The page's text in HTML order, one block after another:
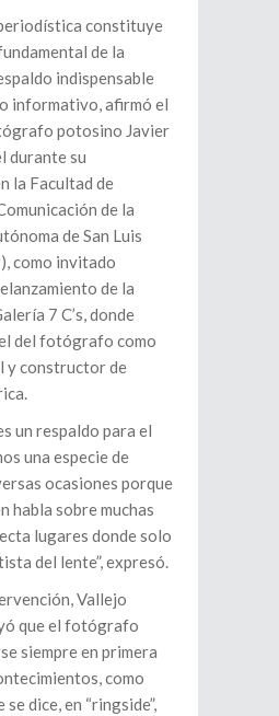
constituye
de la
indispensable
informativo, afirmó el
potosino Javier
durante su
la Facultad de
de la
de San Luis
como invitado
de la
7 C’s, donde
del fotógrafo como
y constructor de
un respaldo para el
una especie de
ocasiones porque
habla sobre muchas
lugares donde solo
del lente”, expresó.
Vallejo
que el fotógrafo
siempre en primera
como
dice, en “ringside”,